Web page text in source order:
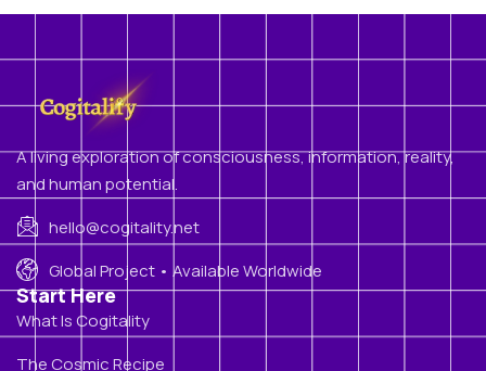
A living exploration of consciousness, information, reality,
and human potential.
hello@cogitality.net
Global Project • Available Worldwide
Start Here
What Is Cogitality
The Cosmic Recipe